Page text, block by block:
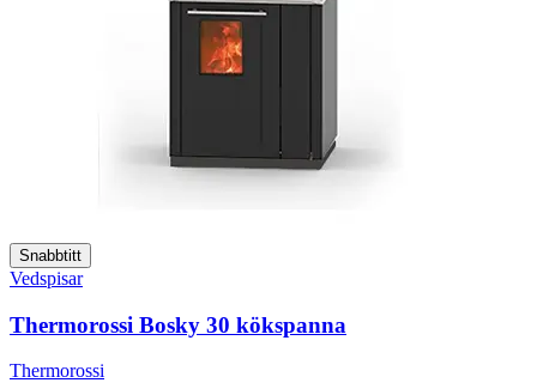
Snabbtitt
Vedspisar
Thermorossi Bosky 30 kökspanna
Thermorossi